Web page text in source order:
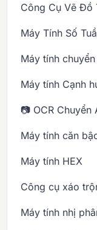
Công Cụ Vẽ Đồ
Máy Tính Số
Máy tính
Máy tính Cạnh
📷 OCR Chuyển
Máy tính căn
Máy tính HEX
Công cụ xáo
Máy tính nhị